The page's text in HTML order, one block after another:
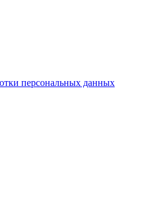
персональных данных